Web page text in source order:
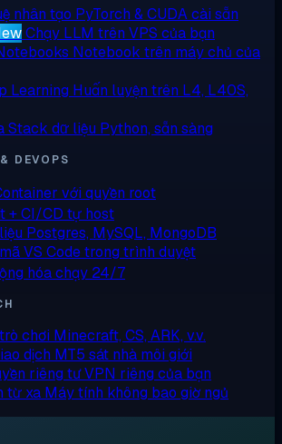
nhân tạo PyTorch & CUDA cài sẵn
Chạy LLM trên VPS của bạn
Notebook trên máy chủ của
Learning Huấn luyện trên L4, L40S,
Stack dữ liệu Python, sẵn sàng
DEVOPS
với quyền root
+ CI/CD tự host
Postgres, MySQL, MongoDB
VS Code trong trình duyệt
hóa chạy 24/7
chơi Minecraft, CS, ARK, v.v.
dịch MT5 sát nhà môi giới
riêng tưVPN riêng của bạn
từ xa Máy tính không bao giờ ngủ